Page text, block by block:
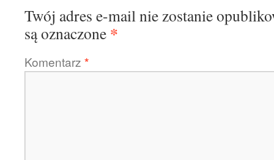
Twój adres e-mail nie zostanie
są oznaczone *
Komentarz *